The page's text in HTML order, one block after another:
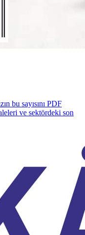
bu sayısını PDF
ve sektördeki son